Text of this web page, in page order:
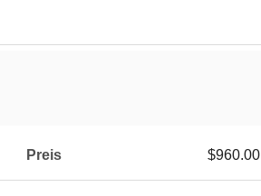
Preis $960.00